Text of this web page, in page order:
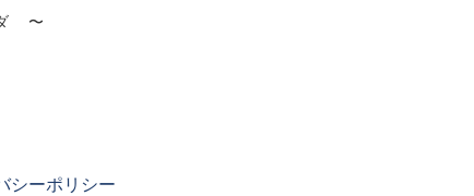
ダ 〜
シーポリシー